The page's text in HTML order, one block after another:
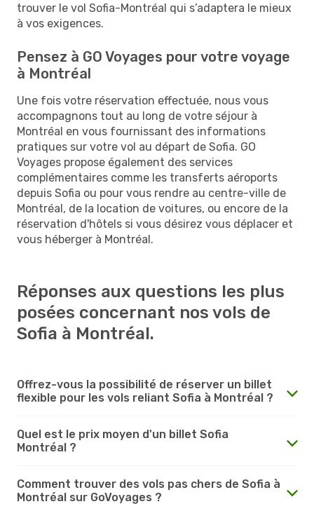
trouver le vol Sofia-Montréal qui s’adaptera le mieux
à vos exigences.
Pensez à GO Voyages pour votre voyage
à Montréal
Une fois votre réservation effectuée, nous vous
accompagnons tout au long de votre séjour à
Montréal en vous fournissant des informations
pratiques sur votre vol au départ de Sofia. GO
Voyages propose également des services
complémentaires comme les transferts aéroports
depuis Sofia ou pour vous rendre au centre-ville de
Montréal, de la location de voitures, ou encore de la
réservation d'hôtels si vous désirez vous déplacer et
vous héberger à Montréal.
Réponses aux questions les plus
posées concernant nos vols de
Sofia à Montréal.
Offrez-vous la possibilité de réserver un billet
flexible pour les vols reliant Sofia à Montréal ?
Quel est le prix moyen d'un billet Sofia
Montréal ?
Comment trouver des vols pas chers de Sofia à
Montréal sur GoVoyages ?